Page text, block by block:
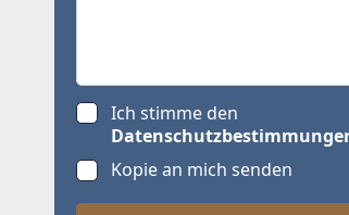
Ich stimme den
Kopie an mich senden